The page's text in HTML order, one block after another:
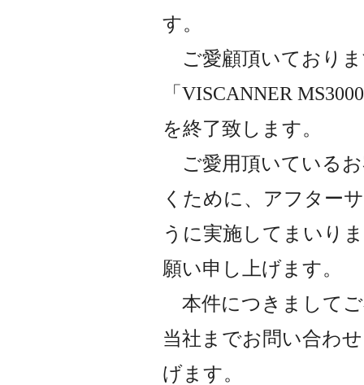
す。
ご愛顧頂いておりま
「VISCANNER
を終了致します。
ご愛用頂いている
くために、アフター
うに実施してまいり
願い申し上げます。
本件につきまして
当社までお問い合わ
げます。